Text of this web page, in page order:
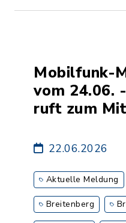
Mobilfunk-
vom 24.06.
ruft zum
22.06.2026
Aktuelle Meldung
Breitenberg